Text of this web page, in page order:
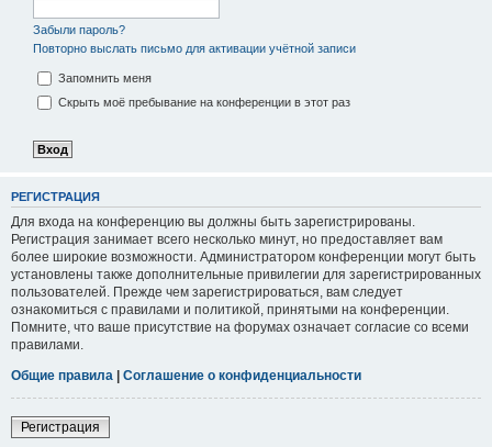
Забыли пароль?
Повторно выслать письмо для активации учётной записи
Запомнить меня
Скрыть моё пребывание на конференции в этот раз
РЕГИСТРАЦИЯ
Для входа на конференцию вы должны быть зарегистрированы.
Регистрация занимает всего несколько минут, но предоставляет вам
более широкие возможности. Администратором конференции могут быть
установлены также дополнительные привилегии для зарегистрированных
пользователей. Прежде чем зарегистрироваться, вам следует
ознакомиться с правилами и политикой, принятыми на конференции.
Помните, что ваше присутствие на форумах означает согласие со всеми
правилами.
Общие правила
Соглашение о конфиденциальности
Регистрация